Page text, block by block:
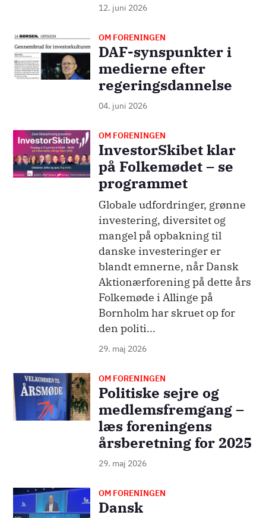
12. juni 2026
Billede OM FORENINGEN
DAF-synspunkter i
medierne efter
regeringsdannelse
04. juni 2026
Billede OM FORENINGEN
InvestorSkibet klar
på Folkemødet – se
programmet
Globale udfordringer, grønne
investering, diversitet og
mangel på opbakning til
danske investeringer er
blandt emnerne, når Dansk
Aktionærforening på dette års
Folkemøde i Allinge på
Bornholm har skruet op for
den politi...
29. maj 2026
Billede OM FORENINGEN
Politiske sejre og
medlemsfremgang –
læs foreningens
årsberetning for 2025
29. maj 2026
Billede OM FORENINGEN
Dansk